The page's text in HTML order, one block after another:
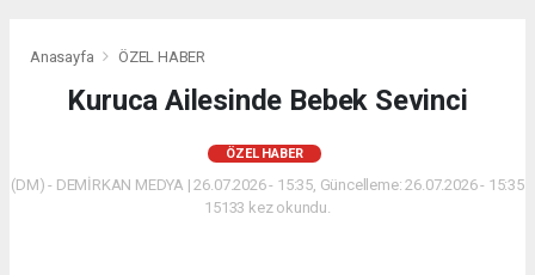
Anasayfa ÖZEL HABER
Kuruca Ailesinde Bebek Sevinci
ÖZEL HABER
(DM) - DEMİRKAN MEDYA | 26.07.2026 - 15:35, Güncelleme: 26.07.2026 - 15:35
15133 kez okundu.